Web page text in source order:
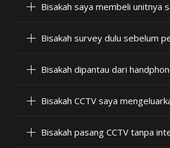
Bisakah saya membeli unitnya
Bisakah survey dulu sebelum
Bisakah dipantau dari
Bisakah CCTV saya
Bisakah pasang CCTV tanpa